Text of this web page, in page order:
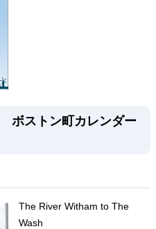
ボストン町カレンダー
The River Witham to The
Wash